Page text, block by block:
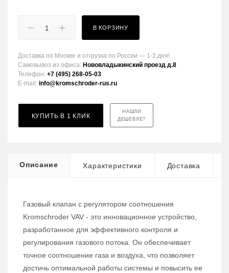
В КОРЗИНУ
Доставка по Москве и отгрузка по России — 1-2 дня!
Самовывоз из офиса: Нововладыкинский проезд д.8
Телефон: +7 (495) 268-05-03
E-mail: info@kromschroder-rus.ru
КУПИТЬ В 1 КЛИК
НАШЛИ
ДЕШЕВЛЕ?
Описание Характеристики Доставка
Газовый клапан с регулятором соотношения
Kromschroder VAV - это инновационное устройство,
разработанное для эффективного контроля и
регулирования газового потока. Он обеспечивает
точное соотношение газа и воздуха, что позволяет
достичь оптимальной работы системы и повысить ее